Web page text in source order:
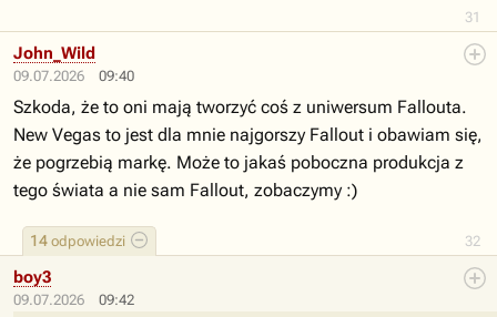
31
09.07.2026 09:40
32
14 odpowiedzi
John_Wild
Szkoda, że to oni mają tworzyć coś z uniwersum Fallouta.
New Vegas to jest dla mnie najgorszy Fallout i obawiam się,
że pogrzebią markę. Może to jakaś poboczna produkcja z
tego świata a nie sam Fallout, zobaczymy :)
09.07.2026 09:42
boy3